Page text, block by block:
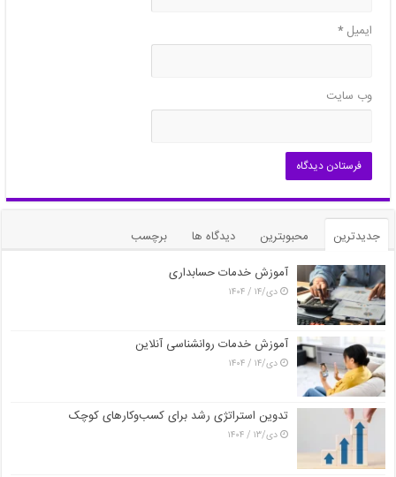
ایمیل*
وب‌ سایت
جدیدترین محبوبترین دیدگاه ها
برچسب
آموزش خدمات حسابداری
دی/۱۴ / ۱۴۰۴
آموزش خدمات روانشناسی آنلاین
دی/۱۴ / ۱۴۰۴
تدوین استراتژی رشد برای کسب‌وکارهای کوچک
دی/۱۳ / ۱۴۰۴